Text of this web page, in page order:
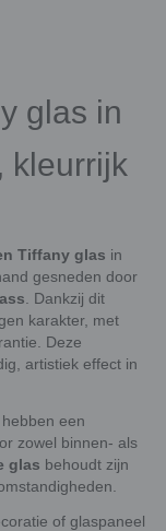
glas in
kleurrijk
Tiffany glas in
gesneden door
. Dankzij dit
karakter, met
Deze
artistiek effect in
hebben een
zowel binnen- als
glas behoudt zijn
of glaspaneel